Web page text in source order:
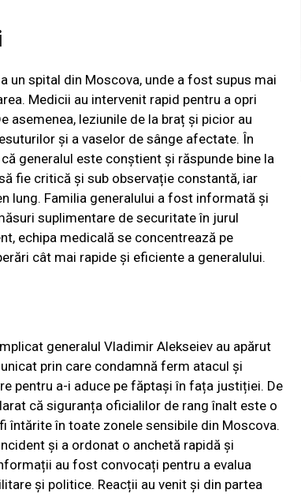
un spital din Moscova, unde a fost supus mai
Medicii au intervenit rapid pentru a opri
asemenea, leziunile de la braț și picior au
și a vaselor de sânge afectate. În
generalul este conștient și răspunde bine la
fie critică și sub observație constantă, iar
lung. Familia generalului a fost informată și
suplimentare de securitate în jurul
echipa medicală se concentrează pe
cât mai rapide și eficiente a generalului.
generalul Vladimir Alekseiev au apărut
prin care condamnă ferm atacul și
pentru a-i aduce pe făptași în fața justiției. De
că siguranța oficialilor de rang înalt este o
întărite în toate zonele sensibile din Moscova.
și a ordonat o anchetă rapidă și
au fost convocați pentru a evalua
și politice. Reacții au venit și din partea